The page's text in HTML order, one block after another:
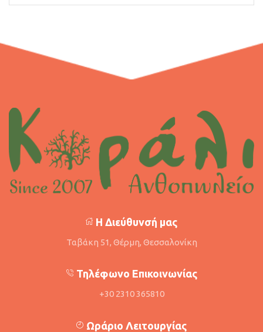
Η Διεύθυνσή μας
Ταβάκη 51, Θέρμη, Θεσσαλονίκη
Τηλέφωνο Επικοινωνίας
+30 2310 365810
Ωράριο Λειτουργίας